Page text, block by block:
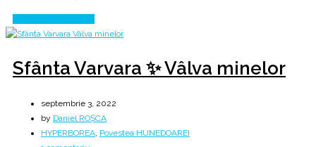
Sfânta Varvara ✨ Vâlva minelor
septembrie 3, 2022
by Daniel ROȘCA
HYPERBOREA Povestea HUNEDOAREI